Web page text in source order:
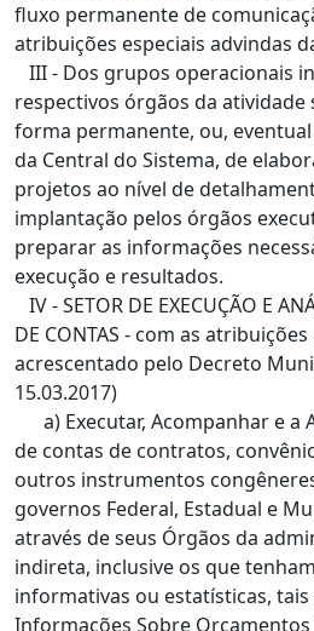
fluxo permanente de
atribuições especiais advindas
III - Dos grupos operacionais
respectivos órgãos da atividade
forma permanente, ou,
da Central do Sistema, de
projetos ao nível de
implantação pelos órgãos
preparar as informações
execução e resultados.
IV - SETOR DE EXECUÇÃO E
DE CONTAS - com as atribuições
acrescentado pelo Decreto
15.03.2017)
a) Executar, Acompanhar e a
de contas de contratos,
outros instrumentos
governos Federal, Estadual e
através de seus Órgãos da
indireta, inclusive os que
informativas ou estatísticas,
Informações Sobre